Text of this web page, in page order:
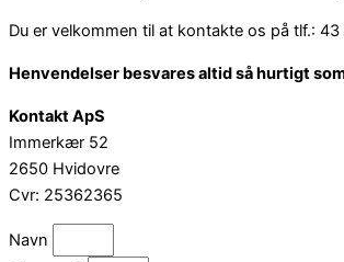
Du er velkommen til at kontakte os på tlf.: 43
Henvendelser besvares altid så hurtigt
Kontakt ApS
Immerkær 52
2650 Hvidovre
Cvr: 25362365
Navn